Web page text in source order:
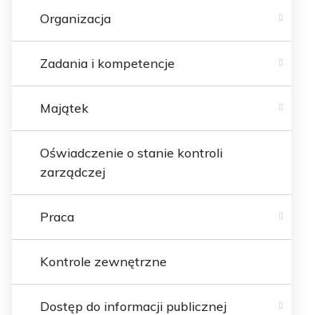
Organizacja
Zadania i kompetencje
Majątek
Oświadczenie o stanie kontroli
zarządczej
Praca
Kontrole zewnętrzne
Dostęp do informacji publicznej